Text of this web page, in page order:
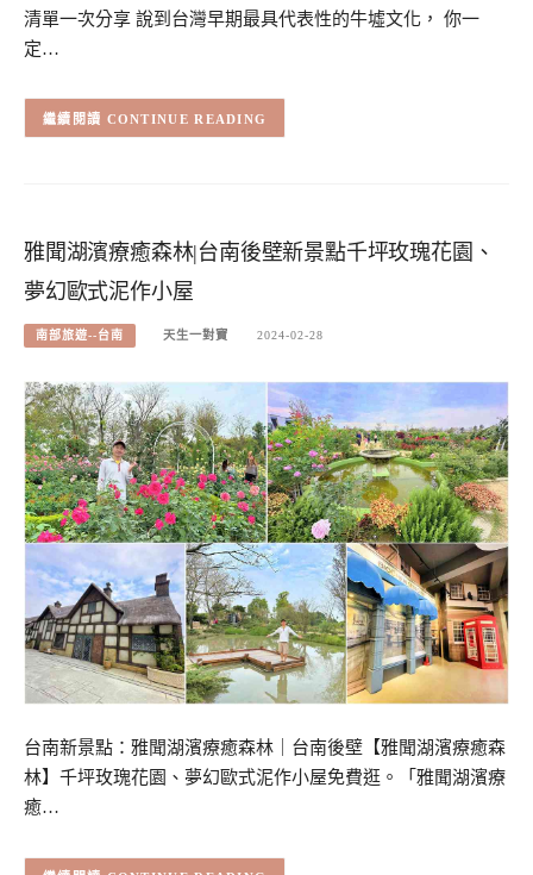
清單一次分享 說到台灣早期最具代表性的牛墟文化， 你一
定…
CONTINUE READING
雅聞湖濱療癒森林|台南後壁新景點千坪玫瑰花園、
夢幻歐式泥作小屋
南部旅遊--台南 天生一對寶 2024-02-28
台南新景點：雅聞湖濱療癒森林｜台南後壁【雅聞湖濱療癒森
林】千坪玫瑰花園、夢幻歐式泥作小屋免費逛。「雅聞湖濱療
癒…